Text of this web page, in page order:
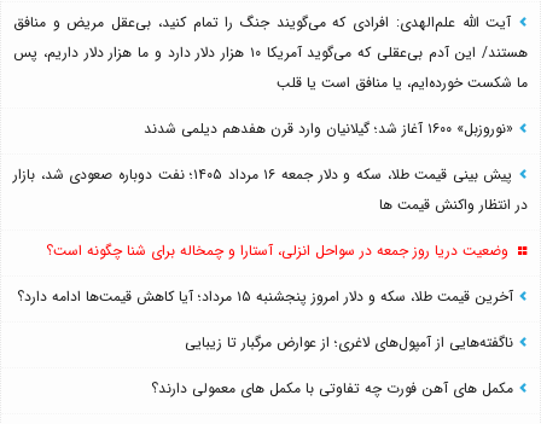
آیت الله علم‌الهدی: افرادی که می‌گویند جنگ را تمام کنید، بی‌عقل مریض و منافق
هستند/ این آدم بی‌عقلی که می‌گوید آمریکا ۱۰ هزار دلار دارد و ما هزار دلار داریم، پس
ما شکست خورده‌ایم، یا منافق است یا قلب
«نوروزبل» ۱۶۰۰ آغاز شد؛ گیلانیان وارد قرن هفدهم دیلمی شدند
پیش بینی قیمت طلا، سکه و دلار جمعه ۱۶ مرداد ۱۴۰۵؛ نفت دوباره صعودی شد، بازار
در انتظار واکنش قیمت ها
وضعیت دریا روز جمعه در سواحل انزلی، آستارا و چمخاله برای شنا چگونه است؟
آخرین قیمت طلا، سکه و دلار امروز پنجشنبه ۱۵ مرداد؛ آیا کاهش قیمت‌ها ادامه دارد؟
ناگفته‌هایی از آمپول‌های لاغری؛ از عوارض مرگبار تا زیبایی
مکمل های آهن فورت چه تفاوتی با مکمل های معمولی دارند؟